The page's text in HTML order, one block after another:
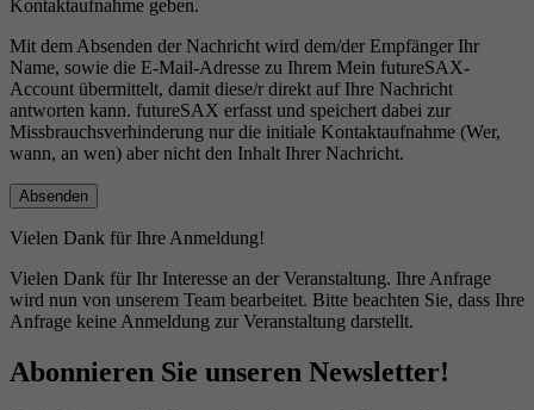
Kontaktaufnahme geben.
Mit dem Absenden der Nachricht wird dem/der Empfänger Ihr
Name, sowie die E-Mail-Adresse zu Ihrem Mein futureSAX-
Account übermittelt, damit diese/r direkt auf Ihre Nachricht
antworten kann. futureSAX erfasst und speichert dabei zur
Missbrauchsverhinderung nur die initiale Kontaktaufnahme (Wer,
wann, an wen) aber nicht den Inhalt Ihrer Nachricht.
Vielen Dank für Ihre Anmeldung!
Vielen Dank für Ihr Interesse an der Veranstaltung. Ihre Anfrage
wird nun von unserem Team bearbeitet. Bitte beachten Sie, dass Ihre
Anfrage keine Anmeldung zur Veranstaltung darstellt.
Abonnieren Sie unseren Newsletter!